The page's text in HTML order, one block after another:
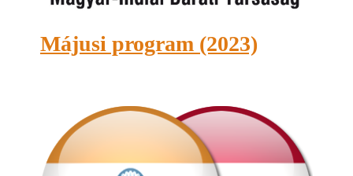
Májusi program (2023)